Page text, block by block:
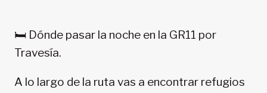
11-
🛏️ Dónde pasar la noche en la GR11 por
Travesía.
A lo largo de la ruta vas a encontrar refugios